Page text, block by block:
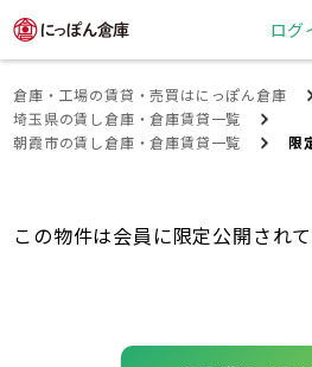
ログ
倉庫・工場の賃貸・売買はにっぽん倉庫
埼玉県の賃し倉庫・倉庫賃貸一覧
朝霞市の賃し倉庫・倉庫賃貸一覧
限
この物件は会員に限定公開されて